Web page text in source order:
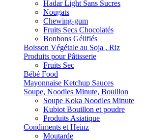
Hadar Light Sans Sucres
Nougats
Chewing-gum
Fruits Secs Chocolatés
Bonbons Gélifiés
Boisson Végétale au Soja , Riz
Produits pour Pâtisserie
Fruits Sec
Bébé Food
Mayonnaise Ketchup Sauces
Soupe, Noodles Minute, Bouillon
Soupe Koka Noodles Minute
Kubiot Bouillon et poudre
Produits Asiatique
Condiments et Heinz
Moutarde